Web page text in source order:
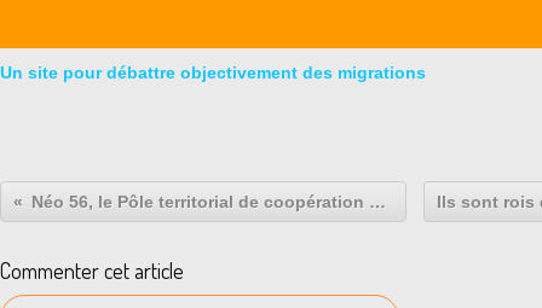
Un site pour débattre objectivement des migrations
Néo 56, le Pôle territorial de coopération économique de l'Insertion
Commenter cet article